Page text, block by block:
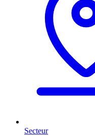
Secteur